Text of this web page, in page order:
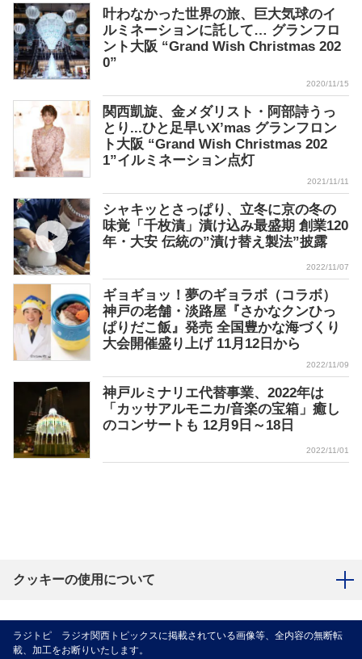
叶わなかった世界の旅、巨大気球のイ
ルミネーションに託して… グランフロ
ント大阪 “Grand Wish Christmas 202
0”
2020/11/15
関西凱旋、金メダリスト・阿部詩うっ
とり...ひと足早いX’mas グランフロン
ト大阪 “Grand Wish Christmas 202
1”イルミネーション点灯
2021/11/11
シャキッとさっぱり、立冬に京の冬の
味覚「千枚漬」漬け込み最盛期 創業120
年・大安 伝統の”漬け替え製法”披露
2022/11/07
ギョギョッ！夢のギョラボ（コラボ）
神戸の老舗・淡路屋『さかなクンひっ
ぱりだこ飯』発売 全国豊かな海づくり
大会開催盛り上げ 11月12日から
2022/11/09
神戸ルミナリエ代替事業、2022年は
「カッサアルモニカ/音楽の宝箱」癒し
のコンサートも 12月9日～18日
2022/11/01
クッキーの使用について
ラジトピ ラジオ関西トピックスに掲載されている画像等、全内容の無断転
載、加工をお断りいたします。